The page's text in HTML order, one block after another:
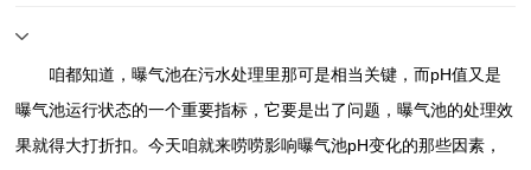
咱都知道，曝气池在污水处理里那可是相当关键，而pH值又是
曝气池运行状态的一个重要指标，它要是出了问题，曝气池的处理效
果就得大打折扣。今天咱就来唠唠影响曝气池pH变化的那些因素，